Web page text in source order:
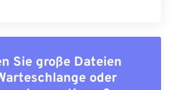
Sie große Dateien
oder